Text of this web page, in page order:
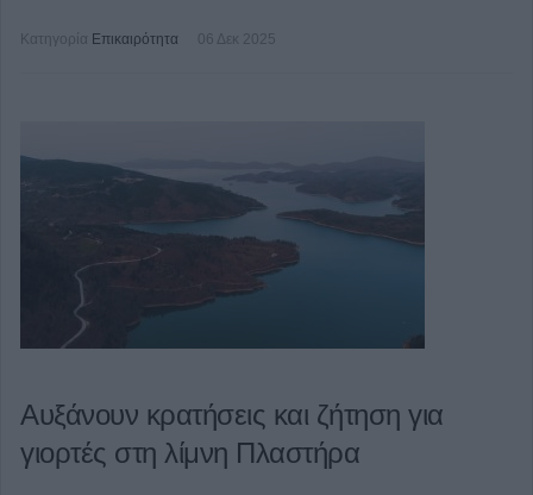
Κατηγορία Επικαιρότητα 06 Δεκ 2025
Αυξάνουν κρατήσεις και ζήτηση για
γιορτές στη λίμνη Πλαστήρα